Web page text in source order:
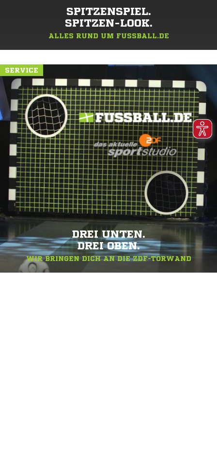
SPITZENSPIEL.
SPITZEN-LOOK.
ALLES RUND UM FUSSBALL.DE
SERVICE
DREI UNTEN.
DREI OBEN.
WIR BRINGEN DICH AN DIE ZDF-TORWAND